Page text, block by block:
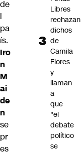
de
l
pa
ís.
Iro
n
M
ai
de
n
se
pr
es
Libres
rechazan
dichos
de
Camila
Flores
y
llaman
a
que
"el
debate
político
se